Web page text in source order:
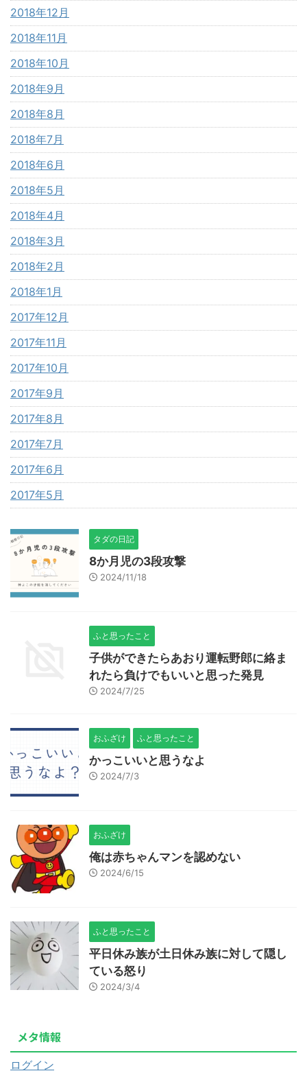
2018年12月
2018年11月
2018年10月
2018年9月
2018年8月
2018年7月
2018年6月
2018年5月
2018年4月
2018年3月
2018年2月
2018年1月
2017年12月
2017年11月
2017年10月
2017年9月
2017年8月
2017年7月
2017年6月
2017年5月
タダの日記
8か月児の3段攻撃
2024/11/18
ふと思ったこと
子供ができたらあおり運転野郎に絡ま
れたら負けでもいいと思った発見
2024/7/25
おふざけ ふと思ったこと
かっこいいと思うなよ
2024/7/3
おふざけ
俺は赤ちゃんマンを認めない
2024/6/15
ふと思ったこと
平日休み族が土日休み族に対して隠し
ている怒り
2024/3/4
メタ情報
ログイン